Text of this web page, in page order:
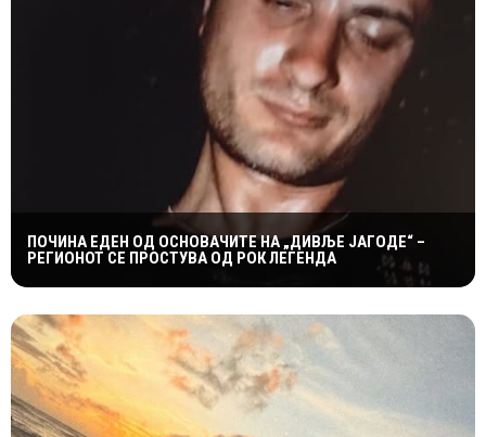
ПОЧИНА ЕДЕН ОД ОСНОВАЧИТЕ НА „ДИВЉЕ ЈАГОДЕ“ –
РЕГИОНОТ СЕ ПРОСТУВА ОД РОК ЛЕГЕНДА